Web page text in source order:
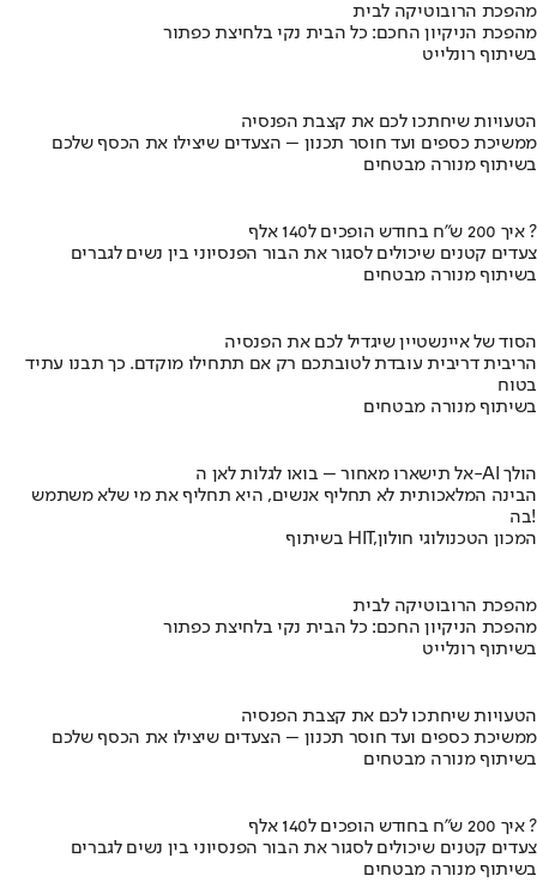
מהפכת הרובוטיקה לבית
מהפכת הניקיון החכם: כל הבית נקי בלחיצת כפתור
בשיתוף רונלייט
הטעויות שיחתכו לכם את קצבת הפנסיה
ממשיכת כספים ועד חוסר תכנון – הצעדים שיצילו את הכסף שלכם
בשיתוף מנורה מבטחים
איך 200 ש"ח בחודש הופכים ל140 אלף ?
צעדים קטנים שיכולים לסגור את הבור הפנסיוני בין נשים לגברים
בשיתוף מנורה מבטחים
הסוד של איינשטיין שיגדיל לכם את הפנסיה
הריבית דריבית עובדת לטובתכם רק אם תתחילו מוקדם. כך תבנו עתיד
בטוח
בשיתוף מנורה מבטחים
אל תישארו מאחור – בואו לגלות לאן ה-AI הולך
הבינה המלאכותית לא תחליף אנשים, היא תחליף את מי שלא משתמש
בה!
בשיתוף HIT,המכון הטכנולוגי חולון
מהפכת הרובוטיקה לבית
מהפכת הניקיון החכם: כל הבית נקי בלחיצת כפתור
בשיתוף רונלייט
הטעויות שיחתכו לכם את קצבת הפנסיה
ממשיכת כספים ועד חוסר תכנון – הצעדים שיצילו את הכסף שלכם
בשיתוף מנורה מבטחים
איך 200 ש"ח בחודש הופכים ל140 אלף ?
צעדים קטנים שיכולים לסגור את הבור הפנסיוני בין נשים לגברים
בשיתוף מנורה מבטחים